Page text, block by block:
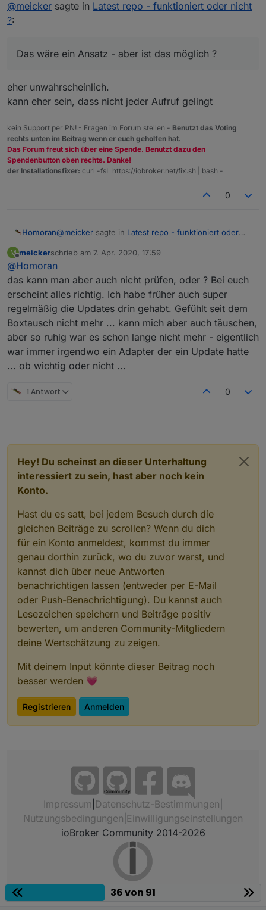
Danach Backup zurückgespielt
wäre dann meine Fritzbox 6591 Kabel. Die habe ich
etwa zu der Zeit getauscht wo mir auch das Problem
aufgefallen ist ... Zuvor hatte ich eine 6590 Kabelbox.
parallelbetrieb gesehen, ich habe nur V4
Komisch wäre aber dann das mein Browser die JSON
richtig liest, auch die, die leer beim Broker ankommt ...
Das würde ja bedeuten das die Box die JSON an
wäre ein Ansatz - aber ist das möglich ?
@meicker sagte in Latest repo - funktioniert oder nicht
?:
Das wäre ein Ansatz - aber ist das möglich ?
eher unwahrscheinlich.
kann eher sein, dass nicht jeder Aufruf gelingt
kein Support per PN! - Fragen im Forum stellen - Benutzt das Voting
rechts unten im Beitrag wenn er euch geholfen hat.
Das Forum freut sich über eine Spende. Benutzt dazu den
Spendenbutton oben rechts. Danke!
der Installationsfixer: curl -fsL https://iobroker.net/fix.sh | bash -
0
Homoran@meicker sagte in Latest repo - funktioniert oder
eher unwahrscheinlich.
kann eher sein, dass nicht jeder Aufruf gelingt
M
Offline
meickerschrieb am 7. Apr. 2020, 17:59
zuletzt editiert von
@Homoran
das kann man aber auch nicht prüfen, oder ? Bei euch
erscheint alles richtig. Ich habe früher auch super
regelmäßig die Updates drin gehabt. Gefühlt seit dem
Boxtausch nicht mehr ... kann mich aber auch täuschen,
aber so ruhig war es schon lange nicht mehr - eigentlich
war immer irgendwo ein Adapter der ein Update hatte
... ob wichtig oder nicht ...
1 Antwort 0
Hey! Du scheinst an dieser Unterhaltung
interessiert zu sein, hast aber noch kein
Konto.
Hast du es satt, bei jedem Besuch durch die
gleichen Beiträge zu scrollen? Wenn du dich
für ein Konto anmeldest, kommst du immer
genau dorthin zurück, wo du zuvor warst, und
kannst dich über neue Antworten
benachrichtigen lassen (entweder per E-Mail
oder Push-Benachrichtigung). Du kannst auch
Lesezeichen speichern und Beiträge positiv
bewerten, um anderen Community-Mitgliedern
deine Wertschätzung zu zeigen.
Mit deinem Input könnte dieser Beitrag noch
besser werden 💗
Registrieren Anmelden
Community
Impressum Datenschutz-Bestimmungen
Nutzungsbedingungen Einwilligungseinstellungen
ioBroker Community 2014-2026
36 von 91